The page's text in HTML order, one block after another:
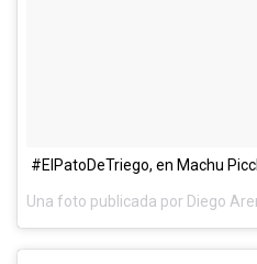
#ElPatoDeTriego, en Machu
Una foto publicada por Diego